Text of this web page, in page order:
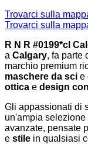
Trovarci sulla
Trovarci sulla
R N R #0199*cl
a Calgary, fa parte
marchio premium
maschere da sci e
ottica e design
Gli appassionati di
un'ampia
avanzate, pensate
e stile in qualsiasi